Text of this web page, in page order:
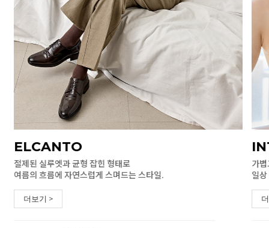
ELCANTO
절제된 실루엣과 균형 잡힌 형태로
여름의 흐름에 자연스럽게 스며드는 스타일.
더보기 >
가
일